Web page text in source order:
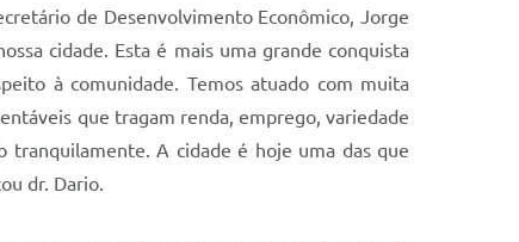
de Desenvolvimento Econômico, Jorge
cidade. Esta é mais uma grande conquista
à comunidade. Temos atuado com muita
que tragam renda, emprego, variedade
tranquilamente. A cidade é hoje uma das que
dr. Dario.